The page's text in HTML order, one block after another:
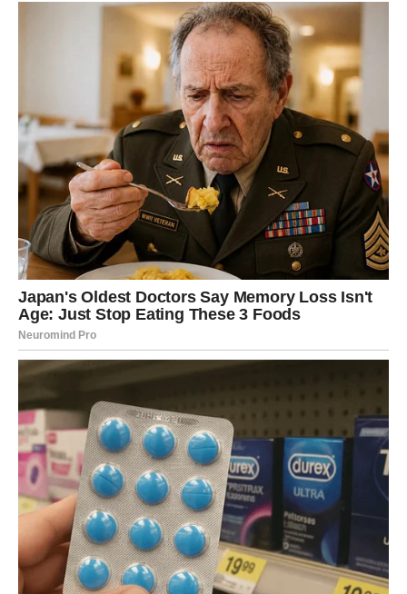
POSAO, NOVAC I PRIZNANJE –
KARMA MENJA SCENU
Na polju posla i finansija, sudbinski dani donose trenutak
istine u vezi sa tvojom vrednošću. Možda shvataš da si
predugo radio više nego što je bilo priznato, ili da si
preuzimao odgovornost koja ti nije pripadala, verujući da
će neko to primetiti i nagraditi. Karma sada donosi
preokret – ili dolazi priznanje koje zaslužuješ, ili dolazi
odluka da se povučeš i potražiš mesto gde će tvoja snaga
biti poštovana.
Ovo je period u kojem učiš da
tuđim pohvalama, već sopstvenim mirom i
zadovoljstvom. Finansije se mogu stabilizovati kroz
hrabru, ali promišljenu odluku – promenu pozicije,
pregovore ili potpuno novi pravac koji ti vraća osećaj
svrhe.
Karmička poruka za posao i novac:
Kada znaš svoju vrednost, svet počinje da je poštuje.